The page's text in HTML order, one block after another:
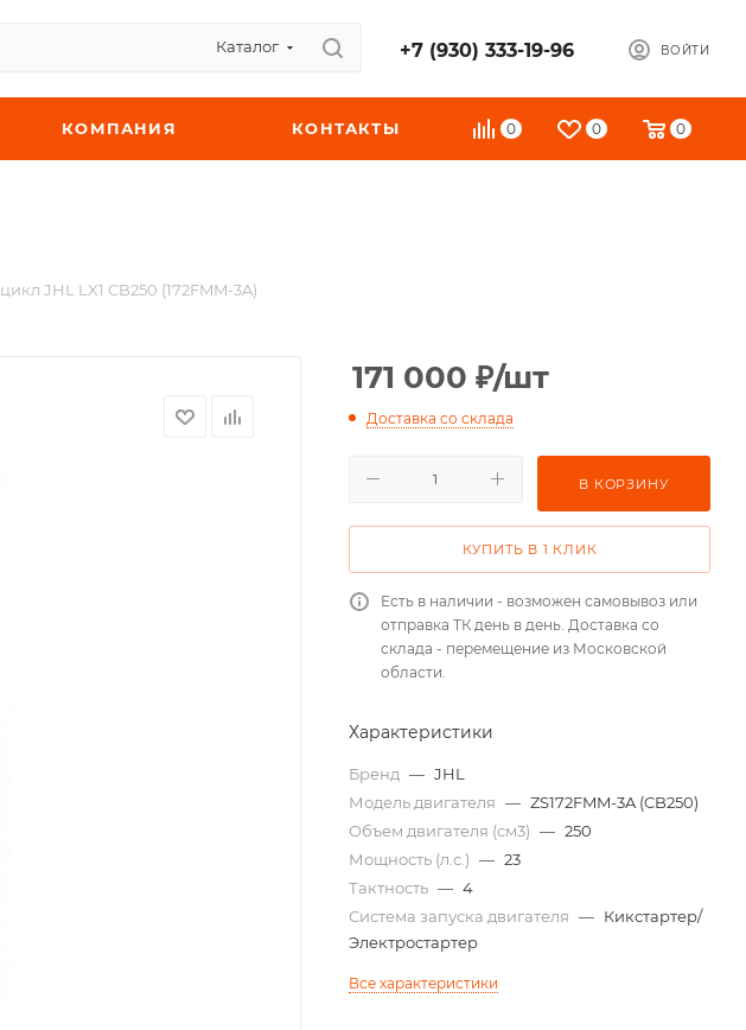
Каталог +7 (930) 333-19-96 ВОЙТИ
0 0 0
КОМПАНИЯ КОНТАКТЫ
JHL LX1 CB250 (172FMM-3A)
171 000 ₽/шт
Доставка со склада
В КОРЗИНУ
КУПИТЬ В 1 КЛИК
Есть в наличии - возможен самовывоз или
отправка ТК день в день. Доставка со
склада - перемещение из Московской
области.
Характеристики
Бренд — JHL
Модель двигателя — ZS172FMM-3A (CB250)
Объем двигателя (см3) — 250
Мощность (л.с.) — 23
Тактность — 4
Система запуска двигателя — Кикстартер/
Электростартер
Все характеристики